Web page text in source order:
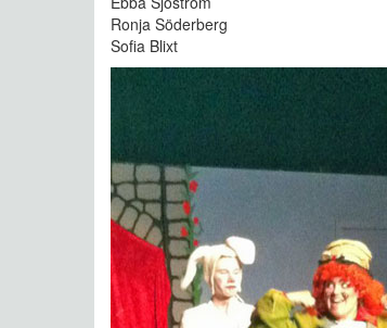
Ronja Söderberg
Sofia Blixt